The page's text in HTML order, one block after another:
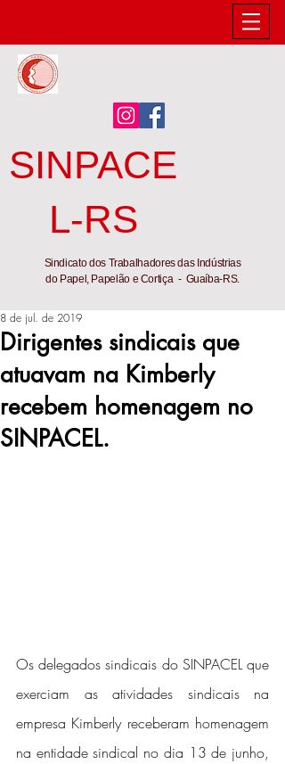
SINPACE
L-RS
Sindicato dos Trabalhadores das Indústrias
do Papel, Papelão e Cortiça - Guaíba-RS.
Dirigentes sindicais que
atuavam na Kimberly
recebem homenagem no
SINPACEL.
8 de jul. de 2019
Os delegados sindicais do SINPACEL que
exerciam as atividades sindicais na
empresa Kimberly receberam homenagem
na entidade sindical no dia 13 de junho,